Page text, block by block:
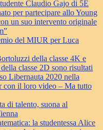
Claudio Gajo di 5E
per partecipare allo Young
un suo intervento originale
del MIUR per Luca
della classe 4K e
classe 2D sono risultati
Libernauta 2020 nella
con il loro video – Ma tutto
di talento, suona al
la studentessa Alice